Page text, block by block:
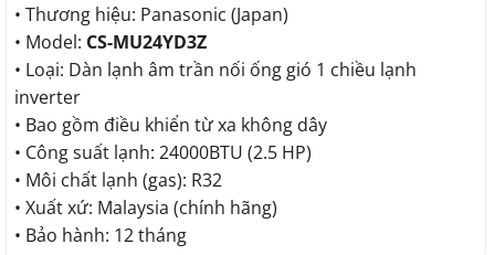
• Thương hiệu: Panasonic (Japan)
• Model: CS-MU24YD3Z
• Loại: Dàn lạnh âm trần nối ống gió 1 chiều lạnh
inverter
• Bao gồm điều khiển từ xa không dây
• Công suất lạnh: 24000BTU (2.5 HP)
• Môi chất lạnh (gas): R32
• Xuất xứ: Malaysia (chính hãng)
• Bảo hành: 12 tháng